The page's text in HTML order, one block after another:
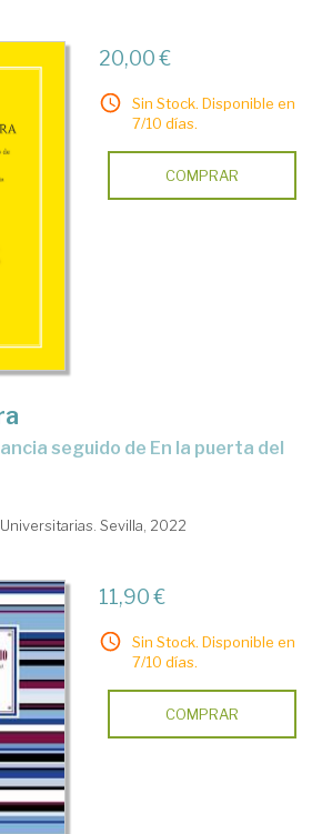
20,00 €
Sin Stock. Disponible en
7/10 días.
COMPRAR
Sevilla, 2022
11,90 €
Sin Stock. Disponible en
7/10 días.
COMPRAR